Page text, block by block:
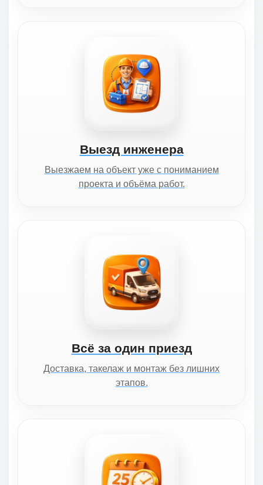
Выезд инженера
Выезжаем на объект уже с пониманием
проекта и объёма работ.
Всё за один приезд
Доставка, такелаж и монтаж без лишних
этапов.